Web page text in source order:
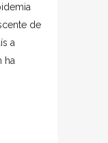
de
a
ha